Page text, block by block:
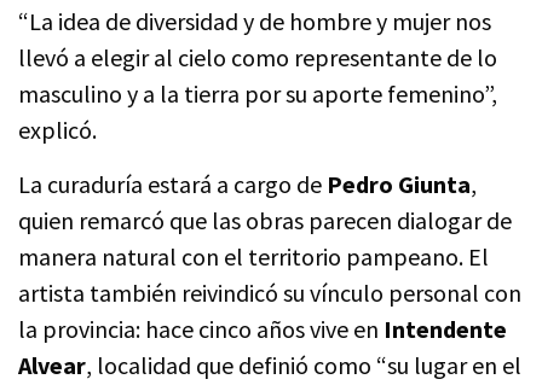
“La idea de diversidad y de hombre y mujer nos
llevó a elegir al cielo como representante de lo
masculino y a la tierra por su aporte femenino”,
explicó.
La curaduría estará a cargo de Pedro Giunta,
quien remarcó que las obras parecen dialogar de
manera natural con el territorio pampeano. El
artista también reivindicó su vínculo personal con
la provincia: hace cinco años vive en Intendente
Alvear, localidad que definió como “su lugar en el